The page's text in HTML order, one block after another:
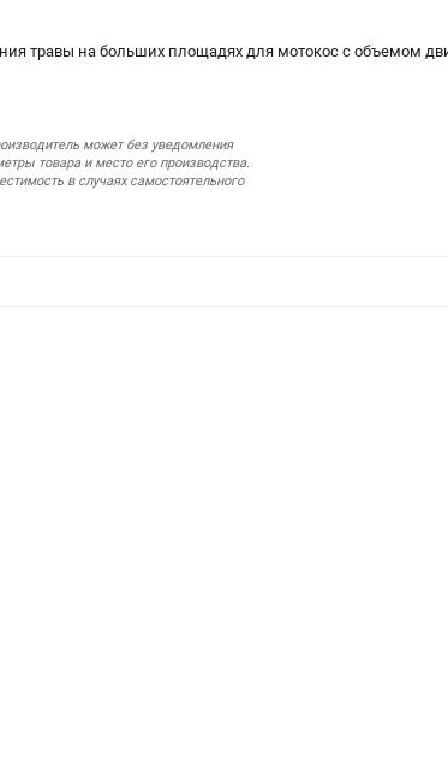
травы на больших площадях для мотокос с объемом
может без уведомления
товара и место его производства.
в случаях самостоятельного